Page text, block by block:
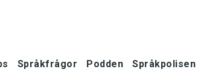
Språkfrågor Podden Språkpolisen